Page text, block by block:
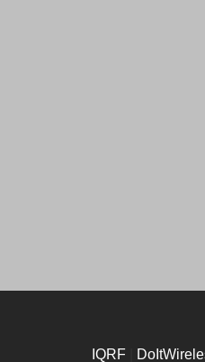
IQRF